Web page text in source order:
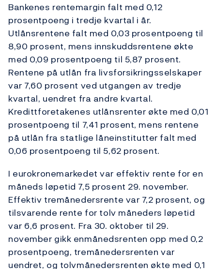
Bankenes rentemargin falt med 0,12
prosentpoeng i tredje kvartal i år.
Utlånsrentene falt med 0,03 prosentpoeng til
8,90 prosent, mens innskuddsrentene økte
med 0,09 prosentpoeng til 5,87 prosent.
Rentene på utlån fra livsforsikringsselskaper
var 7,60 prosent ved utgangen av tredje
kvartal, uendret fra andre kvartal.
Kredittforetakenes utlånsrenter økte med 0,01
prosentpoeng til 7,41 prosent, mens rentene
på utlån fra statlige låneinstitutter falt med
0,06 prosentpoeng til 5,62 prosent.
I eurokronemarkedet var effektiv rente for en
måneds løpetid 7,5 prosent 29. november.
Effektiv tremånedersrente var 7,2 prosent, og
tilsvarende rente for tolv måneders løpetid
var 6,6 prosent. Fra 30. oktober til 29.
november gikk enmånedsrenten opp med 0,2
prosentpoeng, tremånedersrenten var
uendret, og tolvmånedersrenten økte med 0,1